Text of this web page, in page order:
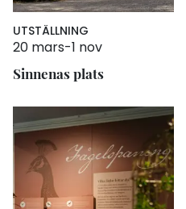
UTSTÄLLNING
20 mars-1 nov
Sinnenas plats